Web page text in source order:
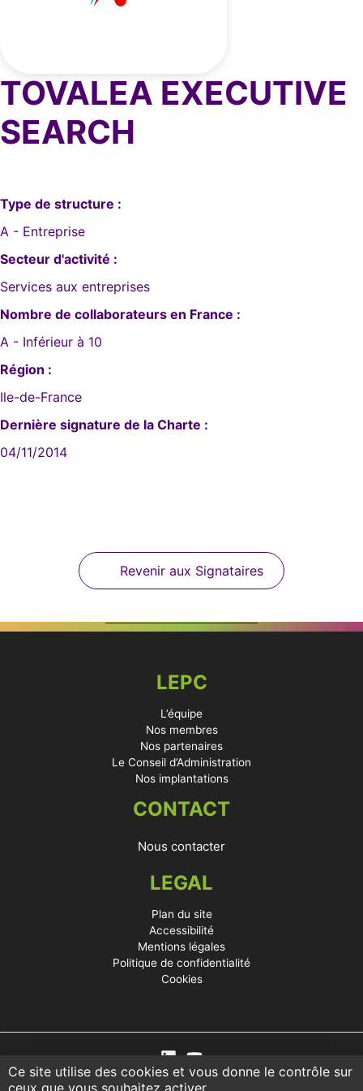
Ce site utilise des cookies et vous donne le contrôle sur
ceux que vous souhaitez activer
TOVALEA EXECUTIVE
SEARCH
Type de structure :
A - Entreprise
Secteur d'activité :
Services aux entreprises
Nombre de collaborateurs en France :
A - Inférieur à 10
Région :
Ile-de-France
Dernière signature de la Charte :
04/11/2014
Revenir aux Signataires
LEPC
L’équipe
Nos membres
Nos partenaires
Le Conseil d’Administration
Nos implantations
CONTACT
Nous contacter
LEGAL
Plan du site
Accessibilité
Mentions légales
Politique de confidentialité
Cookies